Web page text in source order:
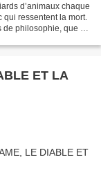
d’animaux chaque
ressentent la mort.
philosophie, que la
ET LA